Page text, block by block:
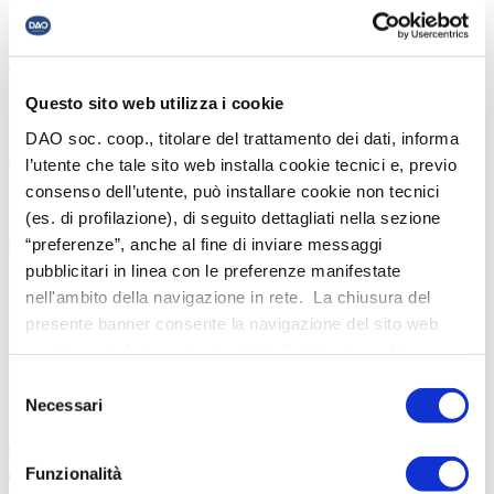
Questo sito web utilizza i cookie
DAO soc. coop., titolare del trattamento dei dati, informa
l’utente che tale sito web installa cookie tecnici e, previo
consenso dell’utente, può installare cookie non tecnici
(es. di profilazione), di seguito dettagliati nella sezione
“preferenze”, anche al fine di inviare messaggi
pubblicitari in linea con le preferenze manifestate
nell'ambito della navigazione in rete. La chiusura del
presente banner consente la navigazione del sito web
utilizzati dal sito è possibile consultare l’informativa
. È possibile, in ogni
momento, gestire le preferenze di seguito mediante il link
delNecessari
Funzionalità
organizzativi e di servizio definiti dalla cooperativa
sviluppo e implementazione del format distributivo,
le esigenze dei territori serviti
i negozi gestiti da S&D sperimentano servizi e soluzioni
innovative, al fine di estenderli a tutta la rete
Manutenzione e riqualificazione degli spazi
attività commerciali, curando direttamente la manutenzione, la
riqualificazione e l’ottimizzazione degli spazi.